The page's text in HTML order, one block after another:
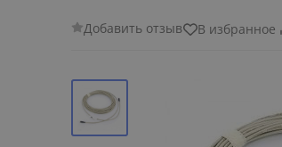
Добавить отзыв В избранное